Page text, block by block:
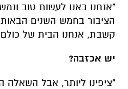
"אנחנו באנו לעשות טוב
הציבור בחמש השנים הבאות
קשבת, אנחנו הבית של
יש אכזבה?
"ציפינו ליותר, אבל השאלה